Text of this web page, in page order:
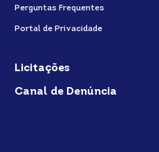
Perguntas Frequentes
Portal de Privacidade
Licitações
Canal de Denúncia